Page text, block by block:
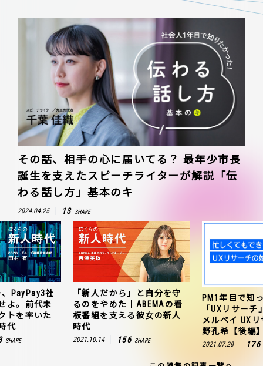
その話、相手の心に届いてる？ 最年少市長
誕生を支えたスピーチライターが解説「伝
わる話し方」基本のキ
2024.04.25 13 SHARE
PayPay3社
よ。前代未
トを率いた
代
SHARE
「新人だから」と自分を守
るのをやめた｜ABEMAの看
板番組を支える彼女の新人
時代
2021.10.14 156 SHARE
PM1年目で知
「UXリサー
メルペイ UX
野孔希【後編
2021.07.28 176